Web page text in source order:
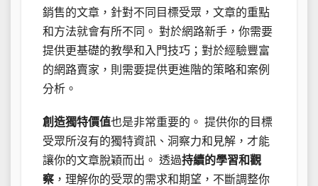
銷售的文章，針對不同目標受眾，文章的重點
和方法就會有所不同。 對於網路新手，你需要
提供更基礎的教學和入門技巧；對於經驗豐富
的網路賣家，則需要提供更進階的策略和案例
分析。
創造獨特價值也是非常重要的。 提供你的目標
受眾所沒有的獨特資訊、洞察力和見解，才能
讓你的文章脫穎而出。 透過持續的學習和觀
察 ，理解你的受眾的需求和期望，不斷調整你